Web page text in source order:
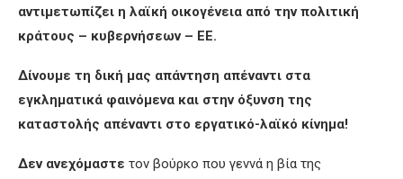
αντιμετωπίζει η λαϊκή οικογένεια από την πολιτική
κράτους – κυβερνήσεων – ΕΕ.
Δίνουμε τη δική μας απάντηση απέναντι στα
εγκληματικά φαινόμενα και στην όξυνση της
καταστολής απέναντι στο εργατικό-λαϊκό κίνημα!
Δεν ανεχόμαστε τον βούρκο που γεννά η βία της